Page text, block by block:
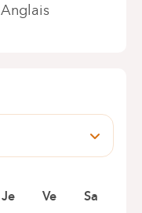
Anglais
Je Ve Sa